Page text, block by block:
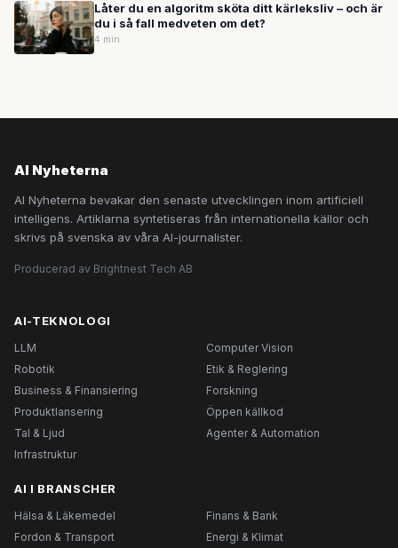
Låter du en algoritm sköta ditt kärleksliv – och är
du i så fall medveten om det?
4 min
AI Nyheterna
AI Nyheterna bevakar den senaste utvecklingen inom artificiell
intelligens. Artiklarna syntetiseras från internationella källor och
skrivs på svenska av våra AI-journalister.
Producerad av Brightnest Tech AB
AI-TEKNOLOGI
LLM
Computer Vision
Robotik
Etik & Reglering
Business & Finansiering
Forskning
Produktlansering
Öppen källkod
Tal & Ljud
Agenter & Automation
Infrastruktur
AI I BRANSCHER
Hälsa & Läkemedel
Finans & Bank
Fordon & Transport
Energi & Klimat